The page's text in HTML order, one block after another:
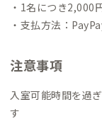
・1名につき2,000
・支払方法：
注意事項
入室可能時間を過
す